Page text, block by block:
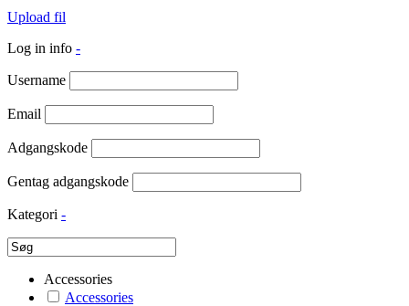
Upload fil
Log in info -
Username
Email
Adgangskode
Gentag adgangskode
Kategori -
Accessories
Accessories